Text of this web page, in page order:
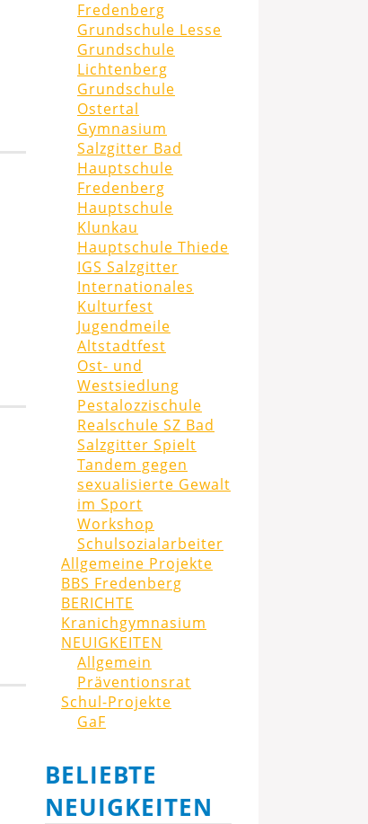
Fredenberg
Grundschule Lesse
Grundschule
Lichtenberg
Grundschule
Ostertal
Gymnasium
Salzgitter Bad
Hauptschule
Fredenberg
Hauptschule
Klunkau
Hauptschule Thiede
IGS Salzgitter
Internationales
Kulturfest
Jugendmeile
Altstadtfest
Ost- und
Westsiedlung
Pestalozzischule
Realschule SZ Bad
Salzgitter Spielt
Tandem gegen
sexualisierte Gewalt
im Sport
Workshop
Schulsozialarbeiter
Allgemeine Projekte
BBS Fredenberg
BERICHTE
Kranichgymnasium
NEUIGKEITEN
Allgemein
Präventionsrat
Schul-Projekte
GaF
BELIEBTE
NEUIGKEITEN